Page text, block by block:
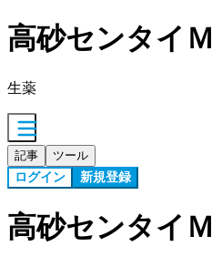
高砂センタイＭ
生薬
記事 ツール
ログイン 新規登録
高砂センタイＭ